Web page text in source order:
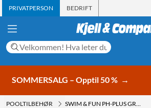
PRIVATPERSON BEDRIFT
SOMMERSALG – Opptil 50 % →
POOLTILBEHØR SWIM & FUN PH-PLUS GRANULAT FOR PH-VERDI 1 KG